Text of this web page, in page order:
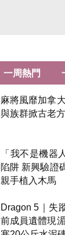
麻將風靡加拿
與族群掀古老
「我不是機器
陷阱 新興驗證
親手植入木馬
Dragon 5｜失
前成員遺體現
一周熱門